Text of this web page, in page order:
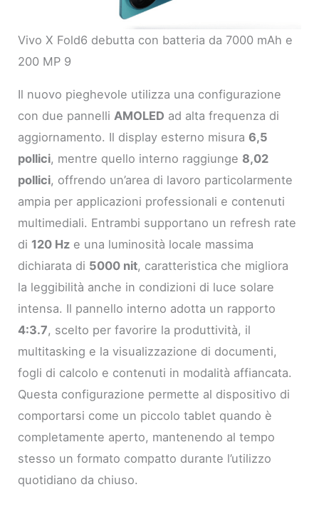
Vivo X Fold6 debutta con batteria da 7000 mAh e
200 MP 9
Il nuovo pieghevole utilizza una configurazione
con due pannelliAMOLED ad alta frequenza di
aggiornamento. Il display esterno misura6,5
pollici, mentre quello interno raggiunge 8,02
pollici, offrendo un’area di lavoro particolarmente
ampia per applicazioni professionali e contenuti
multimediali. Entrambi supportano un refresh rate
di 120 Hz e una luminosità locale massima
dichiarata di 5000 nit, caratteristica che migliora
la leggibilità anche in condizioni di luce solare
intensa. Il pannello interno adotta un rapporto
4:3.7, scelto per favorire la produttività, il
multitasking e la visualizzazione di documenti,
fogli di calcolo e contenuti in modalità affiancata.
Questa configurazione permette al dispositivo di
comportarsi come un piccolo tablet quando è
completamente aperto, mantenendo al tempo
stesso un formato compatto durante l’utilizzo
quotidiano da chiuso.